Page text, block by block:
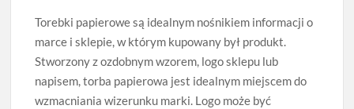
Torebki papierowe są idealnym nośnikiem informacji o
marce i sklepie, w którym kupowany był produkt.
Stworzony z ozdobnym wzorem, logo sklepu lub
napisem, torba papierowa jest idealnym miejscem do
wzmacniania wizerunku marki. Logo może być